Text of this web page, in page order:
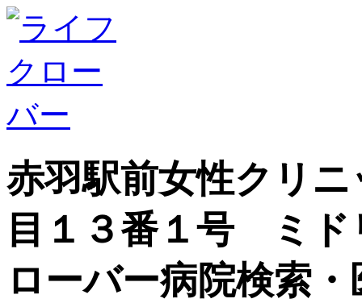
赤羽駅前女性クリ
目１３番１号 ミド
ローバー病院検索